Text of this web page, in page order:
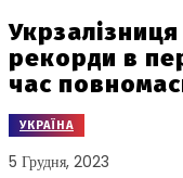
рекорди в
час
УКРАЇНА
5 Грудня, 2023